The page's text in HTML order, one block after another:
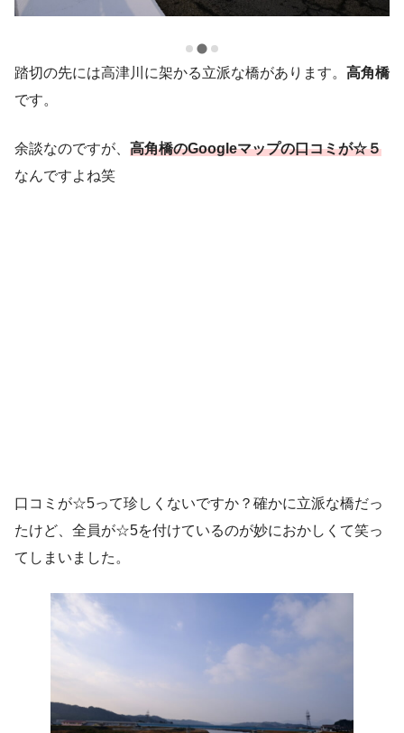
踏切の先には高津川に架かる立派な橋があります。 高角橋
です。
余談なのですが、 高角橋のGoogleマップの口コミが☆５
なんですよね笑
口コミが☆5って珍しくないですか？確かに立派な橋だっ
たけど、全員が☆5を付けているのが妙におかしくて笑っ
てしまいました。